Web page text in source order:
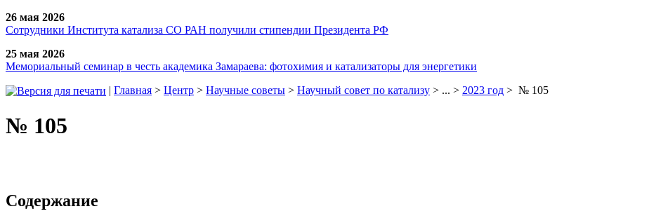
26 мая 2026
Сотрудники Института катализа СО РАН получили стипендии Президента РФ
25 мая 2026
Мемориальный семинар в честь академика Замараева: фотохимия и катализаторы для энергетики
| Главная > Центр > Научные советы > Научный совет по катализу > ... > 2023 год > № 105
№ 105
Содержание